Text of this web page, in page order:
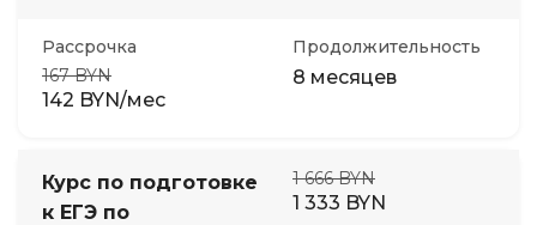
Рассрочка
167 BYN
142 BYN/мес
Продолжительность
8 месяцев
Курс по подготовке
к ЕГЭ по
1 666 BYN
1 333 BYN